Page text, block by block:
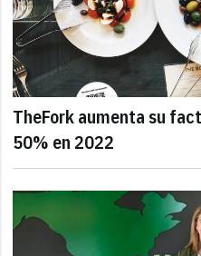
TheFork aumenta su
50% en 2022